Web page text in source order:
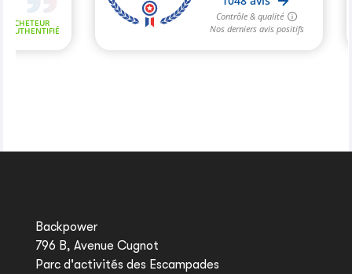
Backpower
796 B, Avenue Cugnot
Parc d'activités des Escampades